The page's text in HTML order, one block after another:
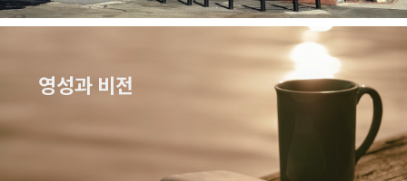
영성과 비전